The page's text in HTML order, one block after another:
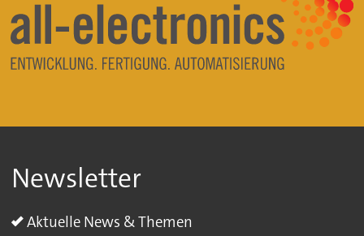
Newsletter
Aktuelle News & Themen